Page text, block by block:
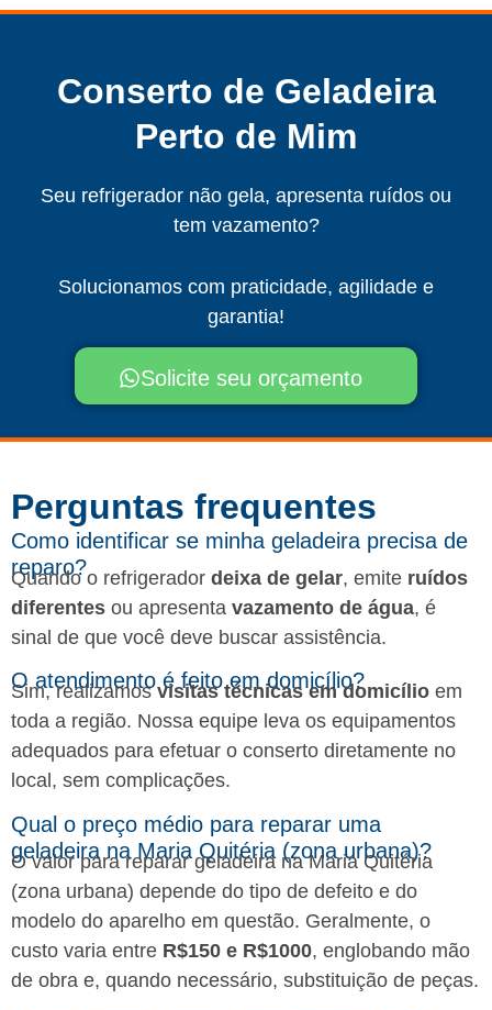
Conserto de Geladeira
Perto de Mim
Seu refrigerador não gela, apresenta ruídos ou
tem vazamento?
Solucionamos com praticidade, agilidade e
garantia!
Solicite seu orçamento
Perguntas frequentes​
Como identificar se minha geladeira precisa de
reparo?
Quando o refrigerador deixa de gelar, emite ruídos
diferentes ou apresenta vazamento de água, é
sinal de que você deve buscar assistência.
O atendimento é feito em domicílio?
Sim, realizamosvisitas técnicas em domicílio em
toda a região. Nossa equipe leva os equipamentos
adequados para efetuar o conserto diretamente no
local, sem complicações.
Qual o preço médio para reparar uma
geladeira na Maria Quitéria (zona urbana)?
O valor para reparar geladeira na Maria Quitéria
(zona urbana) depende do tipo de defeito e do
modelo do aparelho em questão. Geralmente, o
custo varia entre R$150 e R$1000, englobando mão
de obra e, quando necessário, substituição de peças.